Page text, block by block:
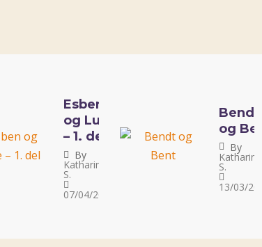
Esben
og Luffe
– 1. del
By
Katharina
S.
07/04/2024
Bendt
og
By
Katharina
S.
13/03/